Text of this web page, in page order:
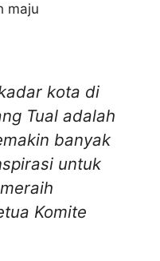
maju
kota di
Tual adalah
banyak
untuk
Komite